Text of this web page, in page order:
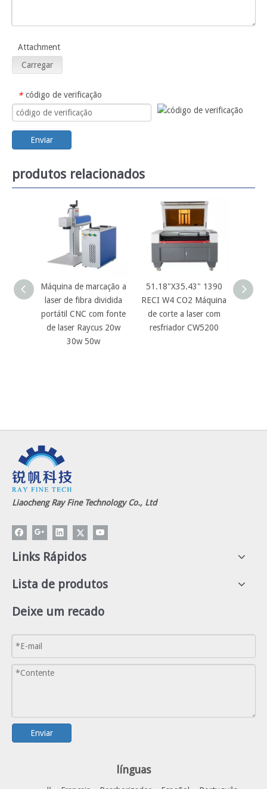
Attachment
Carregar
* código de verificação
Enviar
produtos relacionados
Máquina de marcação a
laser de fibra dividida
portátil CNC com fonte
de laser Raycus 20w
30w 50w
51.18"X35.43" 1390
RECI W4 CO2 Máquina
de corte a laser com
resfriador CW5200
Ray
JPT
Liaocheng Ray Fine Technology Co., Ltd
Links Rápidos
Lista de produtos
Deixe um recado
Enviar
línguas